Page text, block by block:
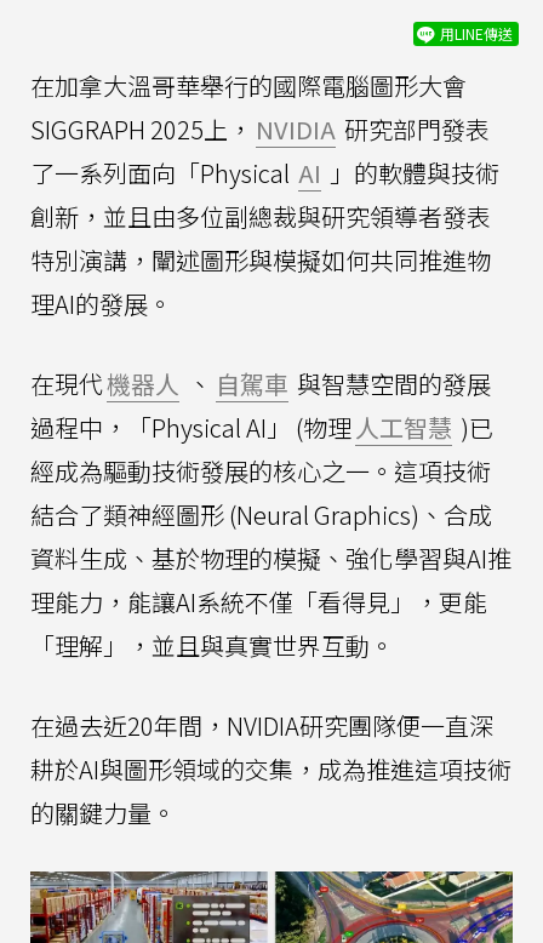
用LINE傳送
在加拿大溫哥華舉行的國際電腦圖形大會
SIGGRAPH 2025上， NVIDIA 研究部門發表
了一系列面向「Physical AI 」的軟體與技術
創新，並且由多位副總裁與研究領導者發表
特別演講，闡述圖形與模擬如何共同推進物
理AI的發展。
在現代機器人 、 自駕車 與智慧空間的發展
過程中，「Physical AI」 (物理 人工智慧 )已
經成為驅動技術發展的核心之一。這項技術
結合了類神經圖形 (Neural Graphics)、合成
資料生成、基於物理的模擬、強化學習與AI推
理能力，能讓AI系統不僅「看得見」，更能
「理解」，並且與真實世界互動。
在過去近20年間，NVIDIA研究團隊便一直深
耕於AI與圖形領域的交集，成為推進這項技術
的關鍵力量。